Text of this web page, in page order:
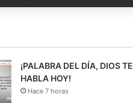
¡PALABRA DEL DÍA, DIOS TE
HABLA HOY!
Hace 7 horas